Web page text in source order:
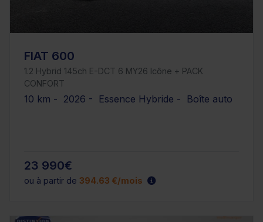
FIAT 600
1.2 Hybrid 145ch E-DCT 6 MY26 Icône + PACK
CONFORT
10 km - 2026 - Essence Hybride - Boîte auto
23 990€
ou à partir de 394.63 €/mois